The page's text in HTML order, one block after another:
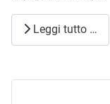
Leggi tutto …